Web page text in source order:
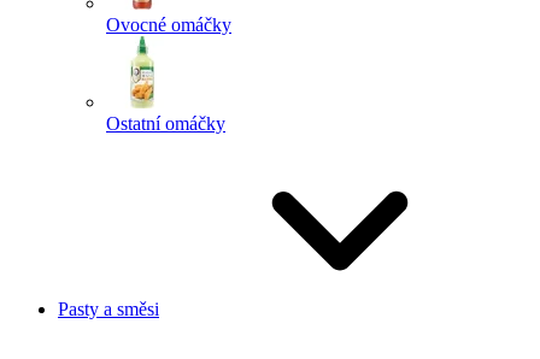
Ovocné omáčky
Ostatní omáčky
Pasty a směsi